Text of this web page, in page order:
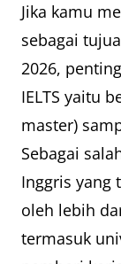
Jika kamu
sebagai
2026,
IELTS yaitu
master)
Sebagai
Inggris yang
oleh lebih
termasuk